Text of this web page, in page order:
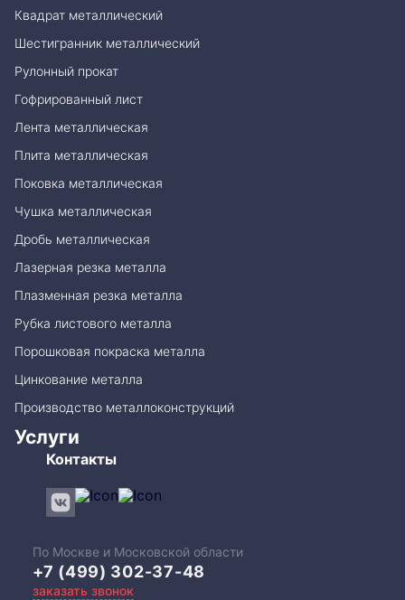
Квадрат металлический
Шестигранник металлический
Рулонный прокат
Гофрированный лист
Лента металлическая
Плита металлическая
Поковка металлическая
Чушка металлическая
Дробь металлическая
Лазерная резка металла
Плазменная резка металла
Рубка листового металла
Порошковая покраска металла
Цинкование металла
Производство металлоконструкций
Услуги
Контакты
По Москве и Московской области
+7 (499) 302-37-48
заказать звонок